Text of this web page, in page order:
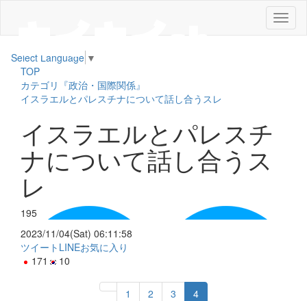
メ
ニ
Select Language ▼
TOP
カテゴリ『政治・国際関係』
イスラエルとパレスチナについて話し合うスレ
イスラエルとパレスチ
ナについて話し合うス
レ
195
2023/11/04(Sat) 06:11:58
ツイート LINEお気に入り
171
10
1 2 3 4